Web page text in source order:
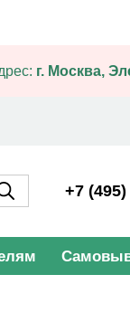
г. Москва,
+7